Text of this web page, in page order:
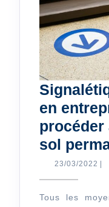
en
procéder
sol
23/03/2022 |
Tous les moyens légaux sont appropriés